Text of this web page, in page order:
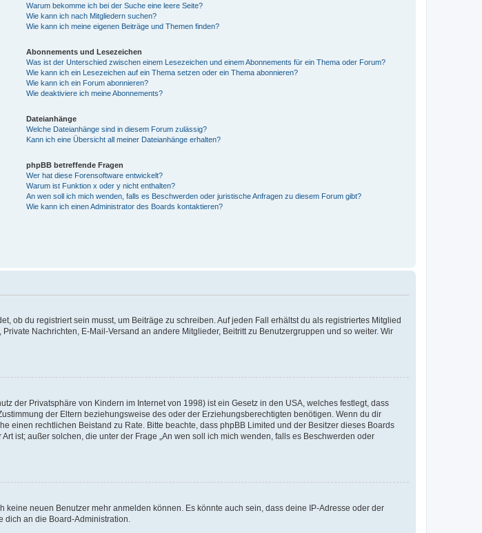
Warum bekomme ich bei der Suche eine leere Seite?
Wie kann ich nach Mitgliedern suchen?
Wie kann ich meine eigenen Beiträge und Themen finden?
Abonnements und Lesezeichen
Was ist der Unterschied zwischen einem Lesezeichen und einem Abonnements für ein Thema oder Forum?
Wie kann ich ein Lesezeichen auf ein Thema setzen oder ein Thema abonnieren?
Wie kann ich ein Forum abonnieren?
Wie deaktiviere ich meine Abonnements?
Dateianhänge
Welche Dateianhänge sind in diesem Forum zulässig?
Kann ich eine Übersicht all meiner Dateianhänge erhalten?
phpBB betreffende Fragen
Wer hat diese Forensoftware entwickelt?
Warum ist Funktion x oder y nicht enthalten?
An wen soll ich mich wenden, falls es Beschwerden oder juristische Anfragen zu diesem Forum gibt?
Wie kann ich einen Administrator des Boards kontaktieren?
ob du registriert sein musst, um Beiträge zu schreiben. Auf jeden Fall erhältst du als registriertes Mitglied
Nachrichten, E-Mail-Versand an andere Mitglieder, Beitritt zu Benutzergruppen und so weiter. Wir
der Privatsphäre von Kindern im Internet von 1998) ist ein Gesetz in den USA, welches festlegt, dass
der Eltern beziehungsweise des oder der Erziehungsberechtigten benötigen. Wenn du dir
einen rechtlichen Beistand zu Rate. Bitte beachte, dass phpBB Limited und der Besitzer dieses Boards
ist; außer solchen, die unter der Frage „An wen soll ich mich wenden, falls es Beschwerden oder
neuen Benutzer mehr anmelden können. Es könnte auch sein, dass deine IP-Adresse oder der
dich an die Board-Administration.